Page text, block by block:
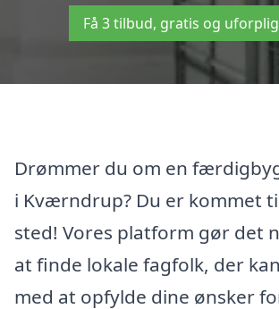
Få 3 tilbud, gratis og
Drømmer du om en
i Kværndrup? Du er kommet
sted! Vores platform gør det
at finde lokale fagfolk, der
med at opfylde dine ønsker